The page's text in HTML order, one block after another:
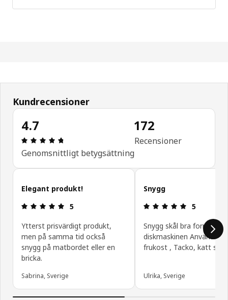
Kundrecensioner
4.7
Recension: 4.7 / 5 stjärnor. Totalt antal
Genomsnittligt betygsättning
172
Recensioner
Hoppa över kundrecensioner
Elegant produkt!
Recension: 5 / 5 stjärnor.
5
Ytterst prisvärdigt produkt,
men på samma tid också
snygg på matbordet eller en
bricka.
Sabrina, Sverige
Snygg
5
Snygg skål bra form för
diskmaskinen Användbar
frukost , Tacko, katt
Ulrika, Sverige